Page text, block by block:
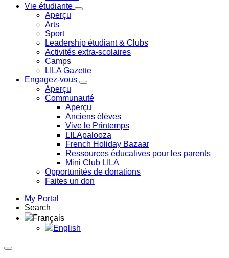
Vie étudiante
Aperçu
Arts
Sport
Leadership étudiant & Clubs
Activités extra-scolaires
Camps
LILA Gazette
Engagez-vous
Aperçu
Communauté
Aperçu
Anciens élèves
Vive le Printemps
LILApalooza
French Holiday Bazaar
Ressources éducatives pour les parents
Mini Club LILA
Opportunités de donations
Faites un don
My Portal
Search
Français
English